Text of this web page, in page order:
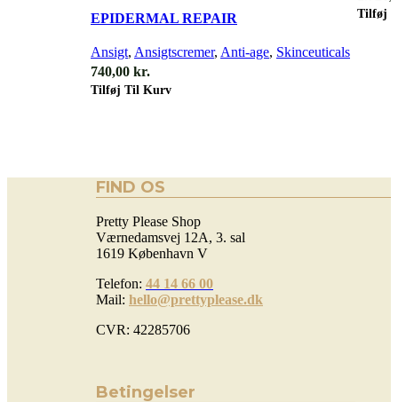
EPIDERMAL REPAIR
Ansigt, Ansigtscremer, Anti-age, Skinceuticals
740,00 kr.
Tilføj Til Kurv
Tilføj
FIND OS
Pretty Please Shop
Værnedamsvej 12A, 3. sal
1619 København V
Telefon: 44 14 66 00
Mail: hello@prettyplease.dk
CVR: 42285706
Betingelser